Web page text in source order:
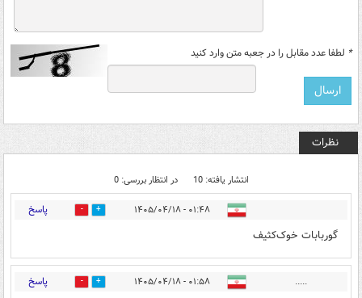
* لطفا عدد مقابل را در جعبه متن وارد کنید
نظرات
انتشار یافته: 10 در انتظار بررسی: 0
۰۱:۴۸ - ۱۴۰۵/۰۴/۱۸ 6 پاسخ
گوربابات خوک‌کثیف
..... ۰۱:۵۸ - ۱۴۰۵/۰۴/۱۸ 3 پاسخ